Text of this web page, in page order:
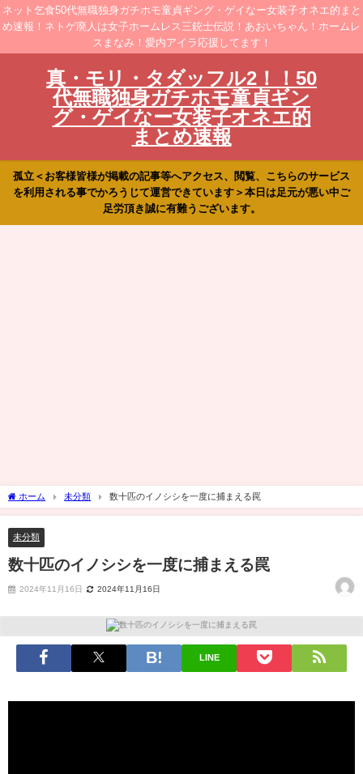
ネット乞食50代無職独身ガチホモ童貞ギング・ゲイなー女装子オネエ的まと
め速報！ネトゲ廃人は女子ホームレス三銃士伝説！あおいちゃん！ホームレ
スまなみ！愛内アイラ応援してます！
真・モリ・タダッフル2！！50
代無職独身ガチホモ童貞ギン
グ・ゲイなー女装子オネエ的
まとめ速報
孤立＜お客様皆様が掲載の記事等へアクセス、閲覧、こちらのサービス
を利用される事でかろうじて運営できています＞本日は足元が悪い中ご
足労頂き誠に有難うございます。
ホーム 未分類 数十匹のイノシシを一度に捕まえる罠
未分類
数十匹のイノシシを一度に捕まえる罠
2024年11月16日 2024年11月16日
LINE